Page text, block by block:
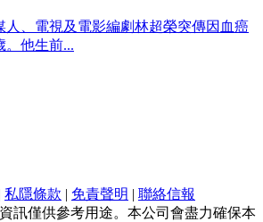
人、電視及電影編劇林超榮突傳因血癌
。他生前...
私隱條款 | 免責聲明 | 聯絡信報
訊僅供參考用途。本公司會盡力確保本